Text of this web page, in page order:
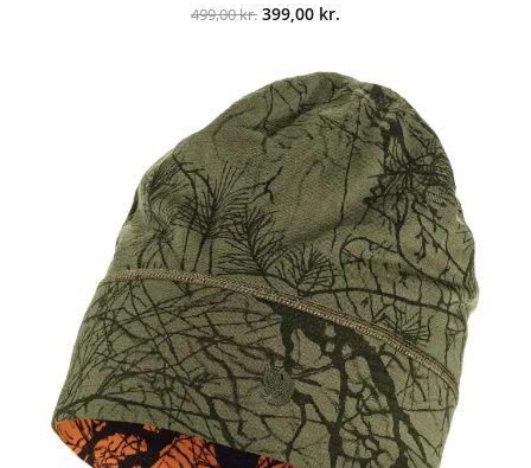
499,00kr. Den
499,00 kr..
399,00 kr.
er:
399,00 kr..